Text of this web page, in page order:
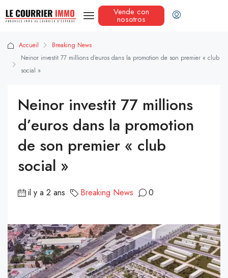
Vende con
nosotros
Accueil
Breaking News
Neinor investit 77 millions d’euros dans la promotion de son premier « club
social »
Neinor investit 77 millions
d’euros dans la promotion
de son premier « club
social »
il y a 2 ans Breaking News 0